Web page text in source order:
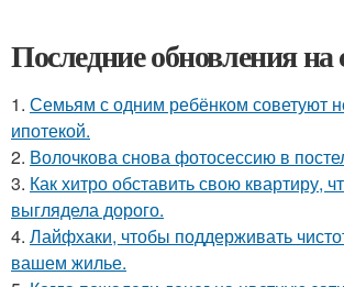
Последние обновления на
1. Семьям с одним ребёнком советуют
ипотекой.
2. Волочкова снова фотосессию в
3. Как хитро обставить свою квартиру,
выглядела дорого.
4. Лайфхаки, чтобы поддерживать
вашем жилье.